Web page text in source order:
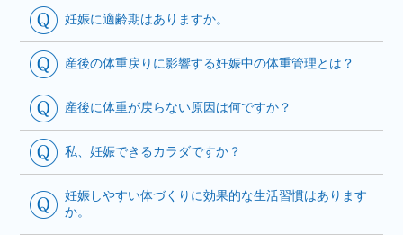
妊娠に適齢期はありますか。
産後の体重戻りに影響する妊娠中の体重管理とは？
産後に体重が戻らない原因は何ですか？
私、妊娠できるカラダですか？
妊娠しやすい体づくりに効果的な生活習慣はあります
か。